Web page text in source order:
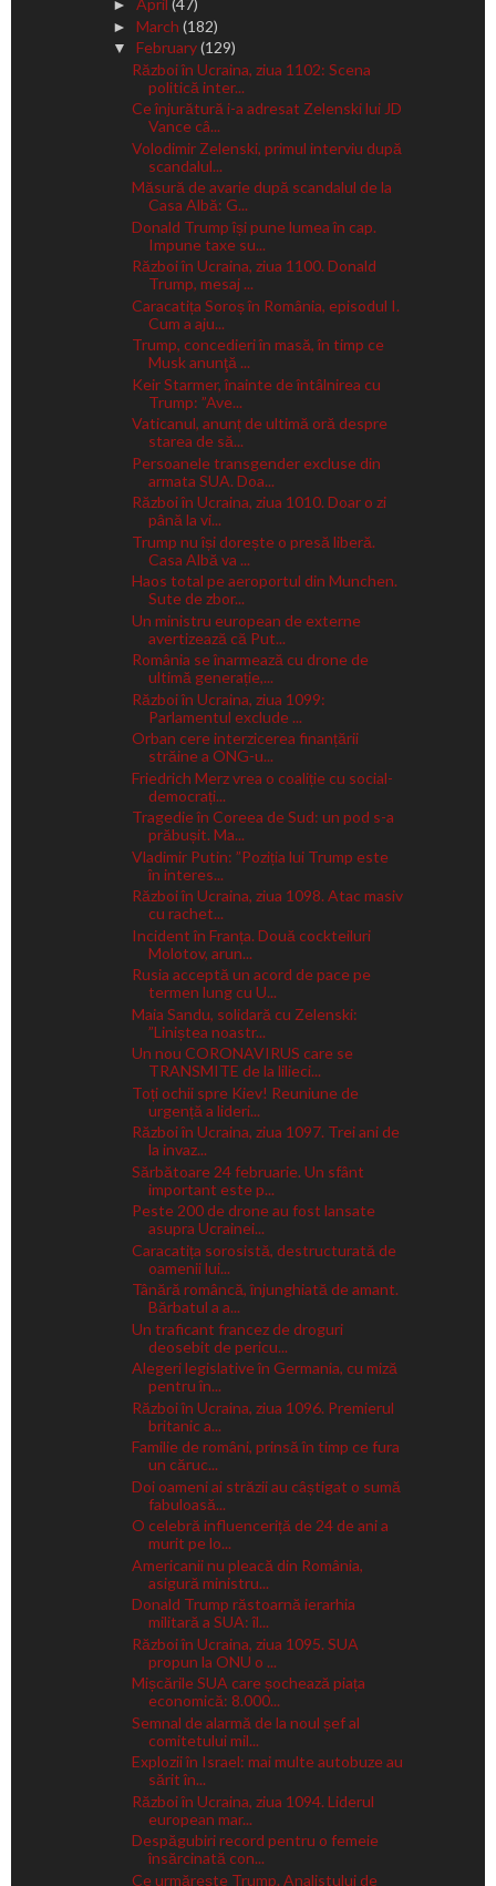
► April (47)
► March (182)
▼ February(129)
Război în Ucraina, ziua 1102: Scena
politică inter...
Ce înjurătură i-a adresat Zelenski lui JD
Vance câ...
Volodimir Zelenski, primul interviu după
scandalul...
Măsură de avarie după scandalul de la
Casa Albă: G...
Donald Trump își pune lumea în cap.
Impune taxe su...
Război în Ucraina, ziua 1100. Donald
Trump, mesaj ...
Caracatița Soroș în România, episodul I.
Cum a aju...
Trump, concedieri în masă, în timp ce
Musk anunţă ...
Keir Starmer, înainte de întâlnirea cu
Trump: ”Ave...
Vaticanul, anunț de ultimă oră despre
starea de să...
Persoanele transgender excluse din
armata SUA. Doa...
Război în Ucraina, ziua 1010. Doar o zi
până la vi...
Trump nu își dorește o presă liberă.
Casa Albă va ...
Haos total pe aeroportul din Munchen.
Sute de zbor...
Un ministru european de externe
avertizează că Put...
România se înarmează cu drone de
ultimă generație,...
Război în Ucraina, ziua 1099:
Parlamentul exclude ...
Orban cere interzicerea finanțării
străine a ONG-u...
Friedrich Merz vrea o coaliție cu social-
democrați...
Tragedie în Coreea de Sud: un pod s-a
prăbușit. Ma...
Vladimir Putin: ”Poziția lui Trump este
în interes...
Război în Ucraina, ziua 1098. Atac masiv
cu rachet...
Incident în Franța. Două cockteiluri
Molotov, arun...
Rusia acceptă un acord de pace pe
termen lung cu U...
Maia Sandu, solidară cu Zelenski:
”Liniștea noastr...
Un nou CORONAVIRUS care se
TRANSMITE de la lilieci...
Toți ochii spre Kiev! Reuniune de
urgență a lideri...
Război în Ucraina, ziua 1097. Trei ani de
la invaz...
Sărbătoare 24 februarie. Un sfânt
important este p...
Peste 200 de drone au fost lansate
asupra Ucrainei...
Caracatița sorosistă, destructurată de
oamenii lui...
Tânără româncă, înjunghiată de amant.
Bărbatul a a...
Un traficant francez de droguri
deosebit de pericu...
Alegeri legislative în Germania, cu miză
pentru în...
Război în Ucraina, ziua 1096. Premierul
britanic a...
Familie de români, prinsă în timp ce fura
un căruc...
Doi oameni ai străzii au câștigat o sumă
fabuloasă...
O celebră influenceriță de 24 de ani a
murit pe lo...
Americanii nu pleacă din România,
asigură ministru...
Donald Trump răstoarnă ierarhia
militară a SUA: îl...
Război în Ucraina, ziua 1095. SUA
propun la ONU o ...
Mișcările SUA care șochează piața
economică: 8.000...
Semnal de alarmă de la noul șef al
comitetului mil...
Explozii în Israel: mai multe autobuze au
sărit în...
Război în Ucraina, ziua 1094. Liderul
european mar...
Despăgubiri record pentru o femeie
însărcinată con...
Ce urmărește Trump. Analistului de